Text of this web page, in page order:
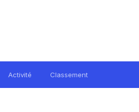
Activité Classement